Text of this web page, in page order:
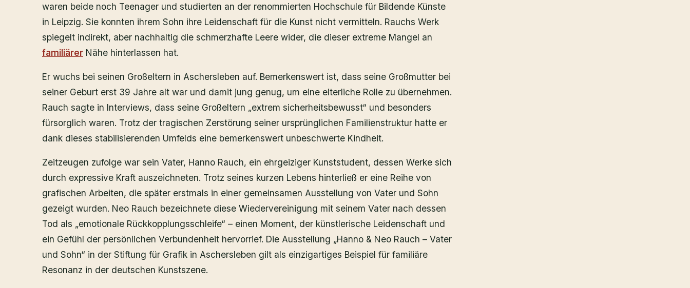
waren beide noch Teenager und studierten an der renommierten Hochschule für Bildende Künste
in Leipzig. Sie konnten ihrem Sohn ihre Leidenschaft für die Kunst nicht vermitteln. Rauchs Werk
spiegelt indirekt, aber nachhaltig die schmerzhafte Leere wider, die dieser extreme Mangel an
familiärer Nähe hinterlassen hat.
Er wuchs bei seinen Großeltern in Aschersleben auf. Bemerkenswert ist, dass seine Großmutter bei
seiner Geburt erst 39 Jahre alt war und damit jung genug, um eine elterliche Rolle zu übernehmen.
Rauch sagte in Interviews, dass seine Großeltern „extrem sicherheitsbewusst“ und besonders
fürsorglich waren. Trotz der tragischen Zerstörung seiner ursprünglichen Familienstruktur hatte er
dank dieses stabilisierenden Umfelds eine bemerkenswert unbeschwerte Kindheit.
Zeitzeugen zufolge war sein Vater, Hanno Rauch, ein ehrgeiziger Kunststudent, dessen Werke sich
durch expressive Kraft auszeichneten. Trotz seines kurzen Lebens hinterließ er eine Reihe von
grafischen Arbeiten, die später erstmals in einer gemeinsamen Ausstellung von Vater und Sohn
gezeigt wurden. Neo Rauch bezeichnete diese Wiedervereinigung mit seinem Vater nach dessen
Tod als „emotionale Rückkopplungsschleife“ – einen Moment, der künstlerische Leidenschaft und
ein Gefühl der persönlichen Verbundenheit hervorrief. Die Ausstellung „Hanno & Neo Rauch – Vater
und Sohn“ in der Stiftung für Grafik in Aschersleben gilt als einzigartiges Beispiel für familiäre
Resonanz in der deutschen Kunstszene.